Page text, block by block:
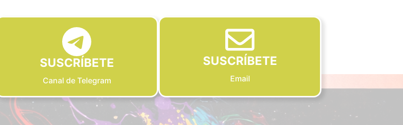
SUSCRÍBETE
Canal de Telegram
SUSCRÍBETE
Email